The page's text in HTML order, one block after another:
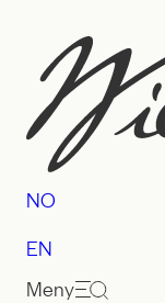
innhold
NO
EN
Meny